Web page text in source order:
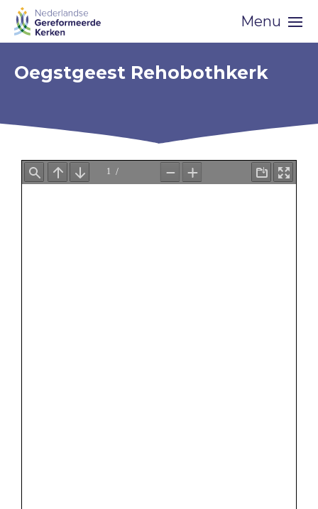
Skip
navigation
Menu
Oegstgeest Rehobothkerk